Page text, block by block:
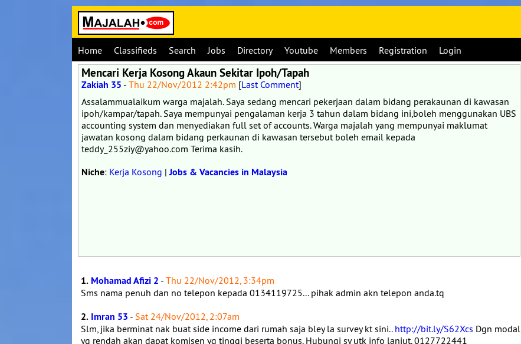
Home Classifieds Search Jobs Directory Youtube Members Registration Login
Mencari Kerja Kosong Akaun Sekitar Ipoh/Tapah
Zakiah 35 - Thu 22/Nov/2012 2:42pm [Last Comment]
Assalammualaikum warga majalah. Saya sedang mencari pekerjaan dalam bidang perakaunan di kawasan
ipoh/kampar/tapah. Saya mempunyai pengalaman kerja 3 tahun dalam bidang ini,boleh menggunakan UBS
accounting system dan menyediakan full set of accounts. Warga majalah yang mempunyai maklumat
jawatan kosong dalam bidang perkaunan di kawasan tersebut boleh email kepada
teddy_255ziy@yahoo.com Terima kasih.
Niche: Kerja Kosong |Jobs & Vacancies in Malaysia
1. Mohamad Afizi 2 - Thu 22/Nov/2012, 3:34pm
Sms nama penuh dan no telepon kepada 0134119725... pihak admin akn telepon anda.tq
2. Imran 53 - Sat 24/Nov/2012, 2:07am
Slm, jika berminat nak buat side income dari rumah saja bley la survey kt sini.. http://bit.ly/S62Xcs Dgn modal
yg rendah akan dapat komisen yg tinggi beserta bonus. Hubungi sy utk info lanjut. 0127722441